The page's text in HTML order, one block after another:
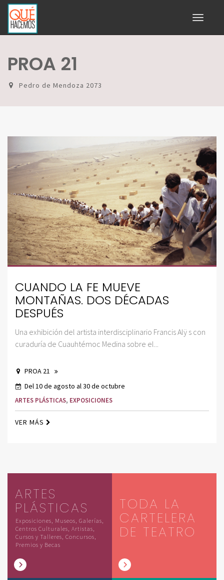
Toggle
PROA 21
Pedro de Mendoza 2073
CUANDO LA FE MUEVE
MONTAÑAS. DOS DÉCADAS
DESPUÉS
Una exhibición del artista interdisciplinario Francis Alÿ s con
curaduría de Cuauhtémoc Medina sobre el...
PROA 21
Del 10 de agosto al 30 de octubre
ARTES PLÁSTICAS, EXPOSICIONES
VER MÁS
ARTES
PLÁSTICAS
Exposiciones, Museos, Galerías,
Centros Culturales, Artistas,
Cursos y Talleres, Concursos,
Premios y Becas
TODA LA
CARTELERA
DE TEATRO